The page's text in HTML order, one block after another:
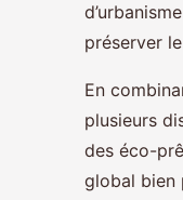
préserver
En
plusieurs
des éco-
global bien